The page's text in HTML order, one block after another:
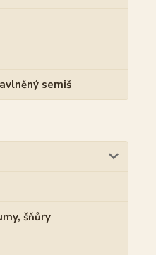
semiš
šňůry